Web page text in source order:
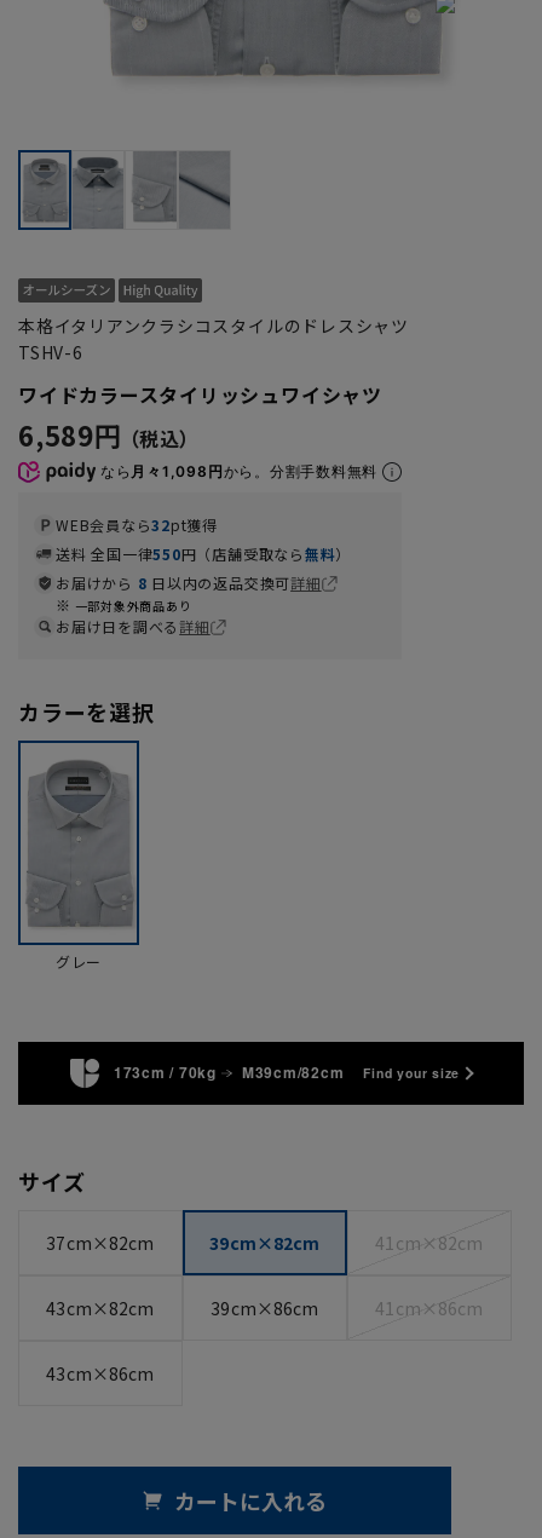
本格イタリアンクラシコスタイルのドレスシャツ
TSHV-6
ワイドカラースタイリッシュワイシャツ
6,589円
なら 月々1,098円から。分割手数料無料
WEB会員なら32pt獲得
送料 全国一律550円（店舗受取なら無料）
お届けから 8 日以内の返品交換可詳細
一部対象外商品あり
お届け日を調べる詳細
カラーを選択
グレー
173cm / 70kg M39cm/82cm Find your size
サイズ
37cm×82cm 39cm×82cm 41cm×82cm
43cm×82cm 39cm×86cm 41cm×86cm
43cm×86cm
カートに入れる